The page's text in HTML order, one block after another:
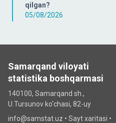
qilgan?
05/08/2026
Samarqand viloyati
statistika boshqarmasi
140100, Samarqand sh.,
U.Tursunov ko‘chаsi, 82-uy
info@samstat.uz • Sayt xaritasi •